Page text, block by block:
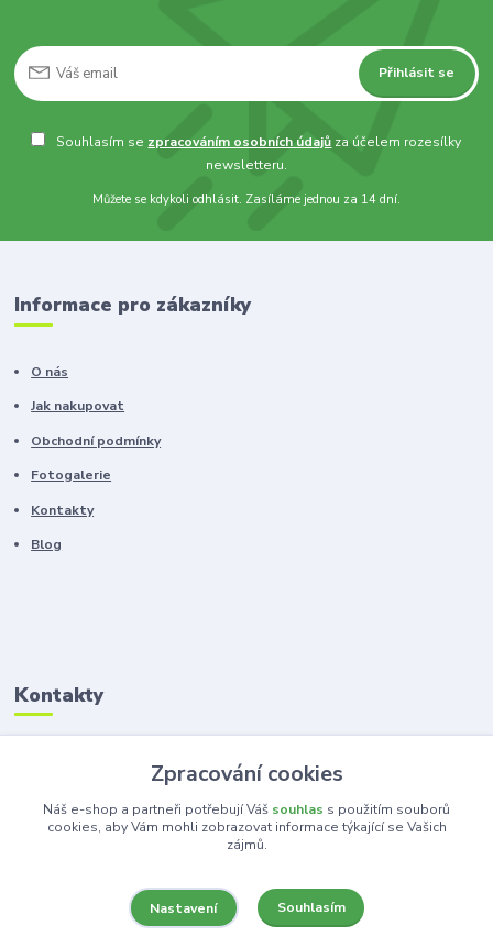
Přihlásit se
Souhlasím se zpracováním osobních údajů za účelem rozesílky
newsletteru.
Můžete se kdykoli odhlásit. Zasíláme jednou za 14 dní.
Informace pro zákazníky
O nás
Jak nakupovat
Obchodní podmínky
Fotogalerie
Kontakty
Blog
Kontakty
Zákaznická podpora
+420 603 100 966
(Po-Pá, 8-16 hod.)
Zpracování cookies
Náš e-shop a partneři potřebují Váš souhlas s použitím souborů
cookies, aby Vám mohli zobrazovat informace týkající se Vašich
zájmů.
Nastavení Souhlasím